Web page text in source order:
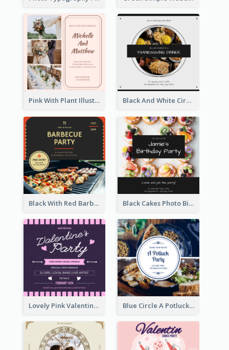
Pink With Plant Illustration Wedding Party Invitation Black And White Circle Photo Thanksgiving Dinner Invitation
Black With Red Barbecue Housewarming Invitation Black Cakes Photo Birthday Party Invitation
Lovely Pink Valentine Celebration Invitation Design Ideas Blue Circle A Potluck Party Invitation